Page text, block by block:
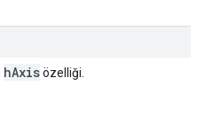
hAxisözelliği.